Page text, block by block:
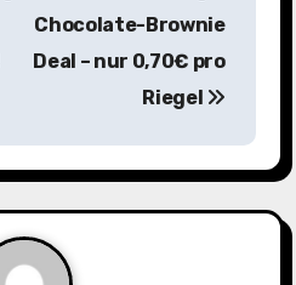
Chocolate-Brownie
Deal – nur 0,70€ pro
Riegel